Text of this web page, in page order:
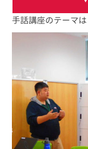
手話講座のテーマは